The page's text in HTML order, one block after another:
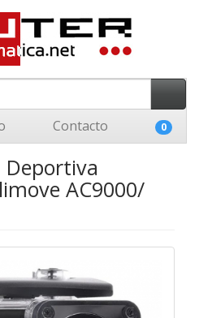
Contacto 0
AC9000/